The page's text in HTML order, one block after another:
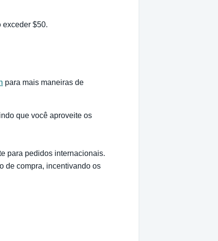
exceder $50.
para mais maneiras de
que você aproveite os
para pedidos internacionais.
de compra, incentivando os